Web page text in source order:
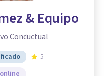
& Equipo
Conductual
5